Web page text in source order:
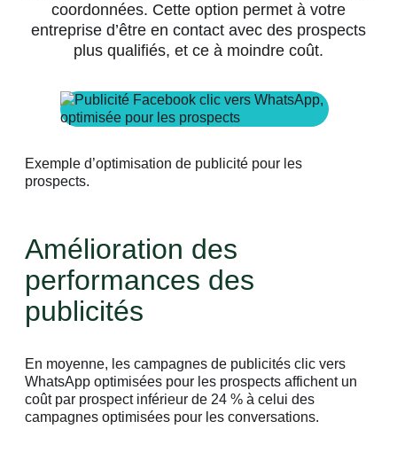
coordonnées. Cette option permet à votre
entreprise d’être en contact avec des prospects
plus qualifiés, et ce à moindre coût.
Exemple d’optimisation de publicité pour les
prospects.
Amélioration des
performances des
publicités
En moyenne, les campagnes de publicités clic vers
WhatsApp optimisées pour les prospects affichent un
coût par prospect inférieur de 24 % à celui des
campagnes optimisées pour les conversations.